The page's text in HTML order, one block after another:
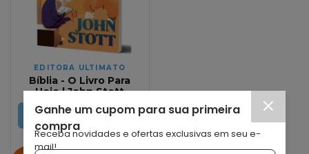
EDITORA ULTIMATO
Bíblia - O Livro Para
Hoje | John Stott
ESGOTADO
Ganhe um cupom para sua primeira
compra
Receba novidades e ofertas exclusivas em seu e-
mail!